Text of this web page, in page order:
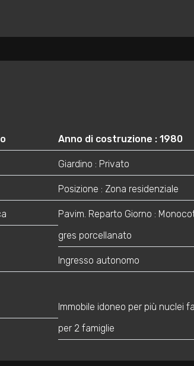
Anno di costruzione : 1980
Giardino : Privato
Posizione : Zona residenziale
Pavim. Reparto Giorno :
gres porcellanato
Ingresso autonomo
Immobile idoneo per più nuclei
per 2 famiglie